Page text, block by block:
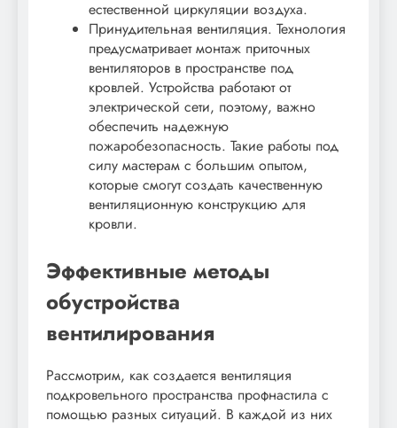
естественной циркуляции воздуха.
Принудительная вентиляция. Технология
предусматривает монтаж приточных
вентиляторов в пространстве под
кровлей. Устройства работают от
электрической сети, поэтому, важно
обеспечить надежную
пожаробезопасность. Такие работы под
силу мастерам с большим опытом,
которые смогут создать качественную
вентиляционную конструкцию для
кровли.
Эффективные методы
обустройства
вентилирования
Рассмотрим, как создается вентиляция
подкровельного пространства профнастила с
помощью разных ситуаций. В каждой из них